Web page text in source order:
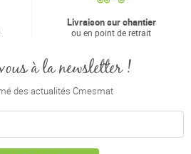
Livraison sur chantier
ou en point de retrait
à la newsletter !
des actualités Cmesmat